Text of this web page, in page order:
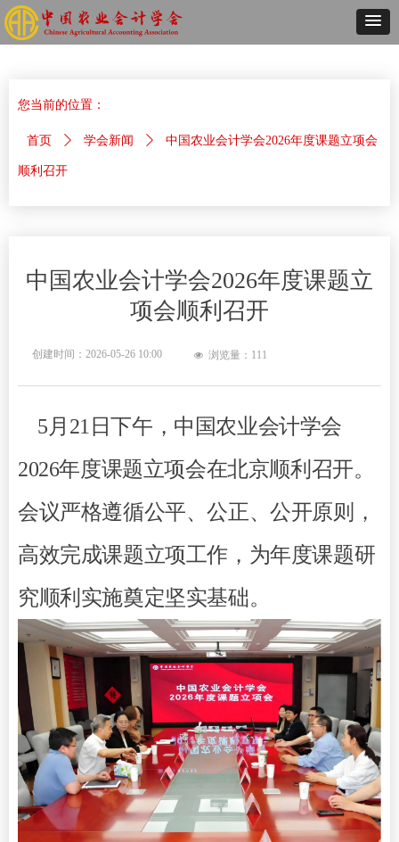
您当前的位置：
首页 ꄲ 学会新闻 ꄲ 中国农业会计学会2026年度课题立项会
顺利召开
中国农业会计学会2026年度课题立
项会顺利召开
5月21日下午，中国农业会计学会
2026年度课题立项会在北京顺利召开。
会议严格遵循公平、公正、公开原则，
高效完成课题立项工作，为年度课题研
究顺利实施奠定坚实基础。
创建时间： 2026-05-26 10:00 넶 浏览量： 111